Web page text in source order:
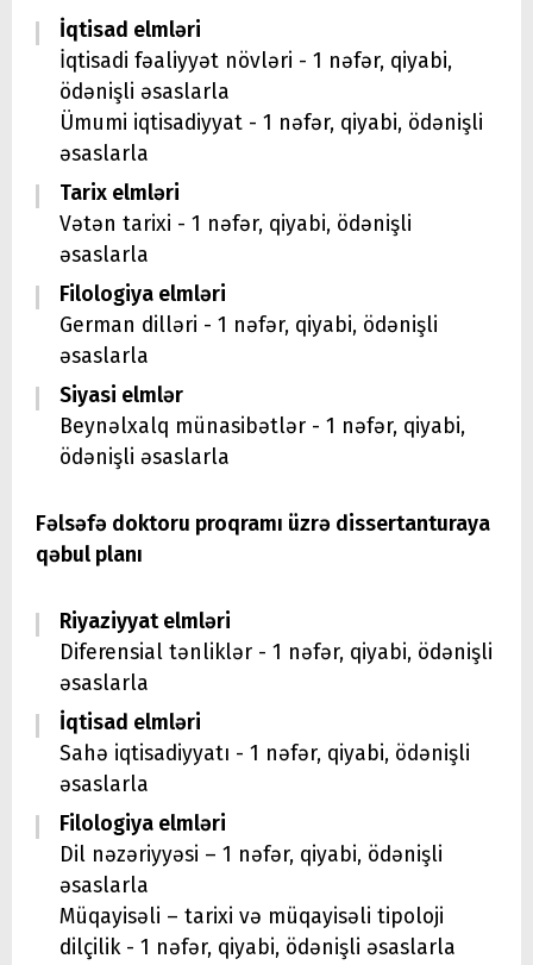
İqtisad elmləri
İqtisadi fəaliyyət növləri - 1 nəfər, qiyabi,
ödənişli əsaslarla
Ümumi iqtisadiyyat - 1 nəfər, qiyabi, ödənişli
əsaslarla
Tarix elmləri
Vətən tarixi - 1 nəfər, qiyabi, ödənişli
əsaslarla
Filologiya elmləri
German dilləri - 1 nəfər, qiyabi, ödənişli
əsaslarla
Siyasi elmlər
Beynəlxalq münasibətlər - 1 nəfər, qiyabi,
ödənişli əsaslarla
Fəlsəfə doktoru proqramı üzrə dissertanturaya
qəbul planı
Riyaziyyat elmləri
Diferensial tənliklər - 1 nəfər, qiyabi, ödənişli
əsaslarla
İqtisad elmləri
Sahə iqtisadiyyatı - 1 nəfər, qiyabi, ödənişli
əsaslarla
Filologiya elmləri
Dil nəzəriyyəsi – 1 nəfər, qiyabi, ödənişli
əsaslarla
Müqayisəli – tarixi və müqayisəli tipoloji
dilçilik - 1 nəfər, qiyabi, ödənişli əsaslarla